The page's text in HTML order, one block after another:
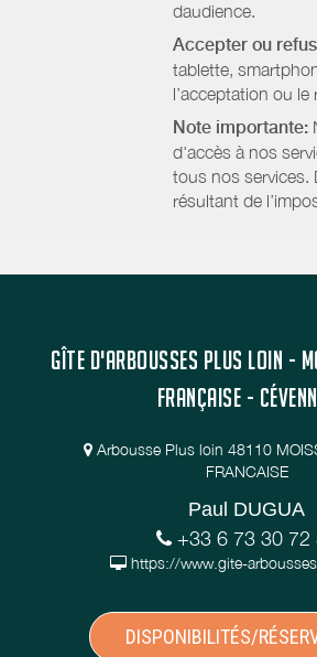
daudience.
Accepter ou
tablette,
l’acceptation ou
Note importante:
d'accès à nos
tous nos services.
résultant de
GÎTE D'ARBOUSSES PLUS LOIN -
FRANÇAISE -
Arbousse Plus loin 48110
FRANCAISE
Paul DUGUA
+33 6 73 30 72
https://www.gite-
DISPONIBILITÉS/